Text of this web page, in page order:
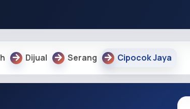
Dijual Serang Cipocok Jaya